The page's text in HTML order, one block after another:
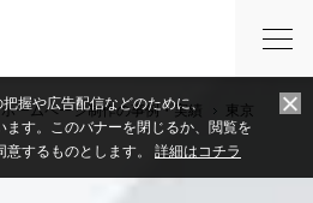
ームページ制作の事例・実績 東京
握や広告配信などのために、
す。このバナーを閉じるか、閲覧を
するものとします。 詳細はコチラ